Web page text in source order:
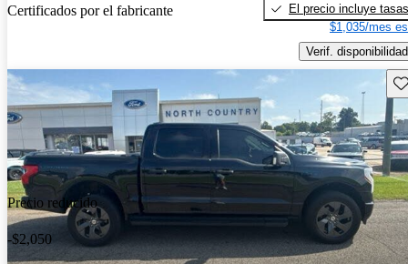
Certificados por el fabricante
El precio incluye tasas
$1,035/mes
Verif. disponibilidad
Precio reducido
-$2,050